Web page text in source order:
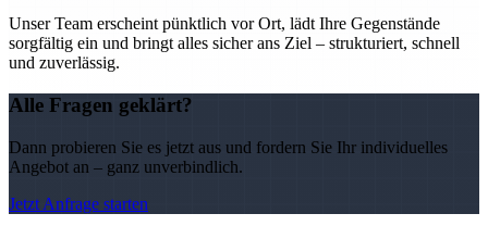
Unser Team erscheint pünktlich vor Ort, lädt Ihre Gegenstände
sorgfältig ein und bringt alles sicher ans Ziel – strukturiert, schnell
und zuverlässig.
Alle Fragen geklärt?
Dann probieren Sie es jetzt aus und fordern Sie Ihr individuelles
Angebot an – ganz unverbindlich.
Jetzt Anfrage starten